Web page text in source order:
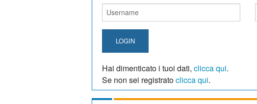
LOGIN
Hai dimenticato i tuoi dati, clicca qui.
Se non sei registratoclicca qui.